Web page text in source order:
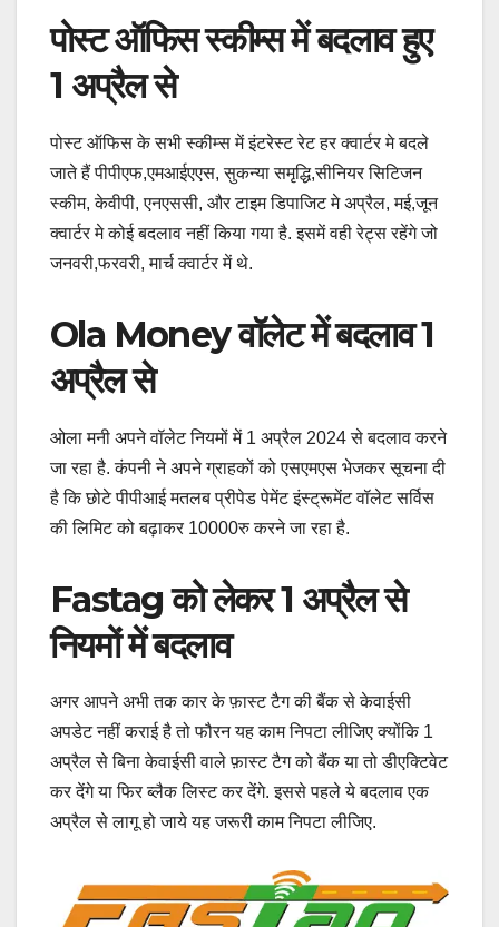
पोस्ट ऑफिस स्कीम्स में बदलाव हुए
1 अप्रैल से
पोस्ट ऑफिस के सभी स्कीम्स में इंटरेस्ट रेट हर क्वार्टर मे बदले
जाते हैं पीपीएफ,एमआईएएस, सुकन्या समृद्धि,सीनियर सिटिजन
स्कीम, केवीपी, एनएससी, और टाइम डिपाजिट मे अप्रैल, मई,जून
क्वार्टर मे कोई बदलाव नहीं किया गया है. इसमें वही रेट्स रहेंगे जो
जनवरी,फरवरी, मार्च क्वार्टर में थे.
Ola Money वॉलेट में बदलाव 1
अप्रैल से
ओला मनी अपने वॉलेट नियमों में 1 अप्रैल 2024 से बदलाव करने
जा रहा है. कंपनी ने अपने ग्राहकों को एसएमएस भेजकर सूचना दी
है कि छोटे पीपीआई मतलब प्रीपेड पेमेंट इंस्ट्रूमेंट वॉलेट सर्विस
की लिमिट को बढ़ाकर 10000रु करने जा रहा है.
Fastag को लेकर 1 अप्रैल से
नियमों में बदलाव
अगर आपने अभी तक कार के फ़ास्ट टैग की बैंक से केवाईसी
अपडेट नहीं कराई है तो फौरन यह काम निपटा लीजिए क्योंकि 1
अप्रैल से बिना केवाईसी वाले फ़ास्ट टैग को बैंक या तो डीएक्टिवेट
कर देंगे या फिर ब्लैक लिस्ट कर देंगे. इससे पहले ये बदलाव एक
अप्रैल से लागू हो जाये यह जरूरी काम निपटा लीजिए.